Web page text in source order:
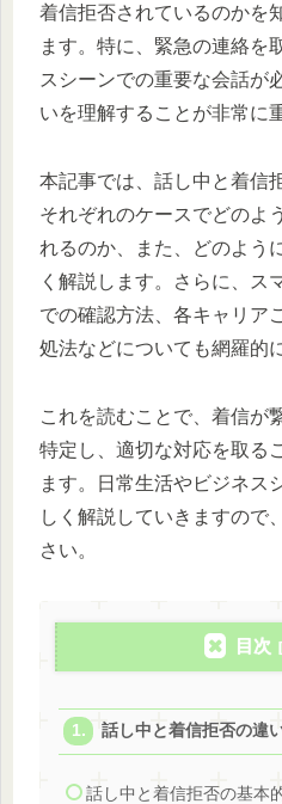
着信拒否されているのかを
ます。特に、緊急の連絡を
スシーンでの重要な会話が
いを理解することが非常に
本記事では、話し中と着信
それぞれのケースでどのよ
れるのか、また、どのよう
く解説します。さらに、ス
での確認方法、各キャリア
処法などについても網羅的
これを読むことで、着信が
特定し、適切な対応を取る
ます。日常生活やビジネス
しく解説していきますので
さい。
目次
話し中と着信拒否の違
話し中と着信拒否の基本